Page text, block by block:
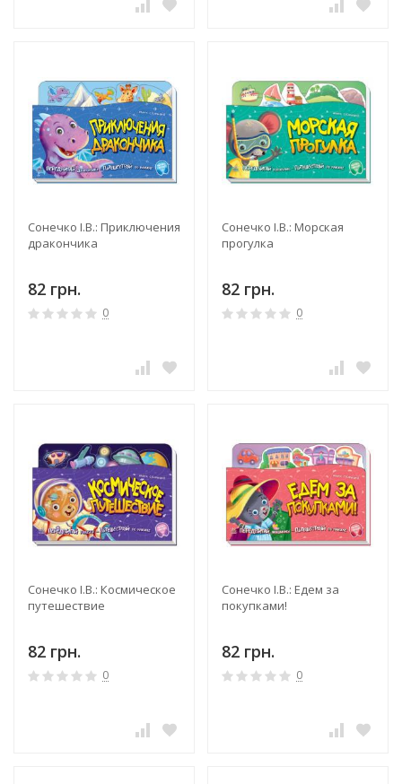
Сонечко І.В.: Приключения
дракончика
82 грн.
0
Сонечко І.В.: Морская
прогулка
82 грн.
0
Сонечко І.В.: Космическое
путешествие
82 грн.
0
Сонечко І.В.: Едем за
покупками!
82 грн.
0